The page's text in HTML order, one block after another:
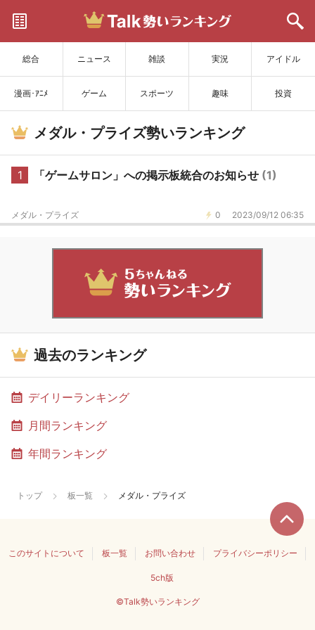
総合 ニュース 雑談 実況 アイドル
漫画･ｱﾆﾒ ゲーム スポーツ 趣味 投資
サイトを更新
メダル・プライズ勢いランキング
1 「ゲームサロン」への掲示板統合のお知らせ (1)
0 2023/09/12 06:35
メダル・プライズ
過去のランキング
デイリーランキング
月間ランキング
年間ランキング
トップ 板一覧 メダル・プライズ
このサイトについて 板一覧 お問い合わせ プライバシーポリシー
5ch版
©Talk勢いランキング